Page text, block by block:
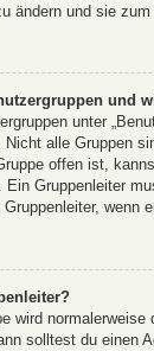
ändern und sie
und
unter
alle Gruppen
offen ist,
Ein Gruppenleiter
wenn
wird
solltest du einen